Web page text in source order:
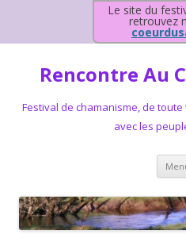
Le site du
retrouvez
Rencontre Au
Festival de chamanisme, de
avec les